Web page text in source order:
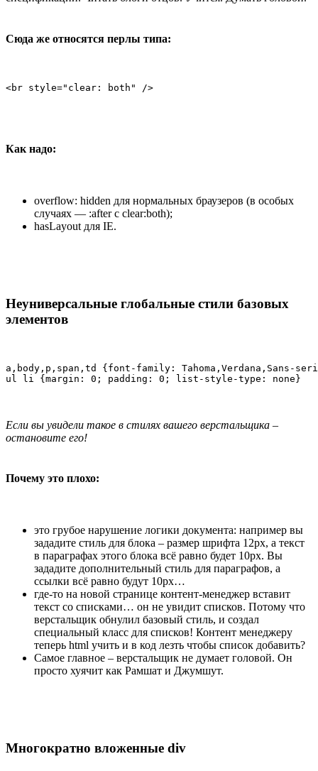
Сюда же относятся перлы типа:
<br style="clear: both" />
Как надо:
overflow: hidden для нормальных браузеров (в особых
случаях — :after с clear:both);
hasLayout для IE.
Неуниверсальные глобальные стили базовых
элементов
a,body,p,span,td {font-family: Tahoma,Verdana,Sans-
ul li {margin: 0; padding: 0; list-style-type: none}
Если вы увидели такое в стилях вашего верстальщика –
остановите его!
Почему это плохо:
это грубое нарушение логики документа: например вы
зададите стиль для блока – размер шрифта 12px, а текст
в параграфах этого блока всё равно будет 10px. Вы
зададите дополнительный стиль для параграфов, а
ссылки всё равно будут 10px…
где-то на новой странице контент-менеджер вставит
текст со списками… он не увидит списков. Потому что
верстальщик обнулил базовый стиль, и создал
специальный класс для списков! Контент менеджеру
теперь html учить и в код лезть чтобы список добавить?
Самое главное – верстальщик не думает головой. Он
просто хуячит как Рамшат и Джумшут.
Многократно вложенные div